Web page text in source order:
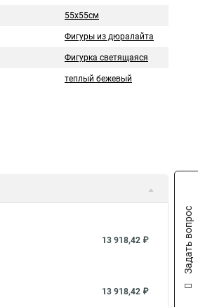
55x55см
Фигуры из дюралайта
Фигурка светящаяся
теплый бежевый
13 918,42 ₽
13 918,42 ₽
Задать вопрос